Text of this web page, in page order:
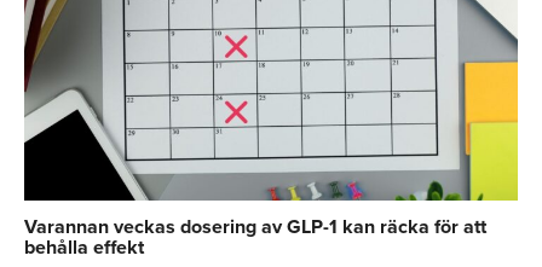
Varannan veckas dosering av GLP-1 kan räcka för att
behålla effekt